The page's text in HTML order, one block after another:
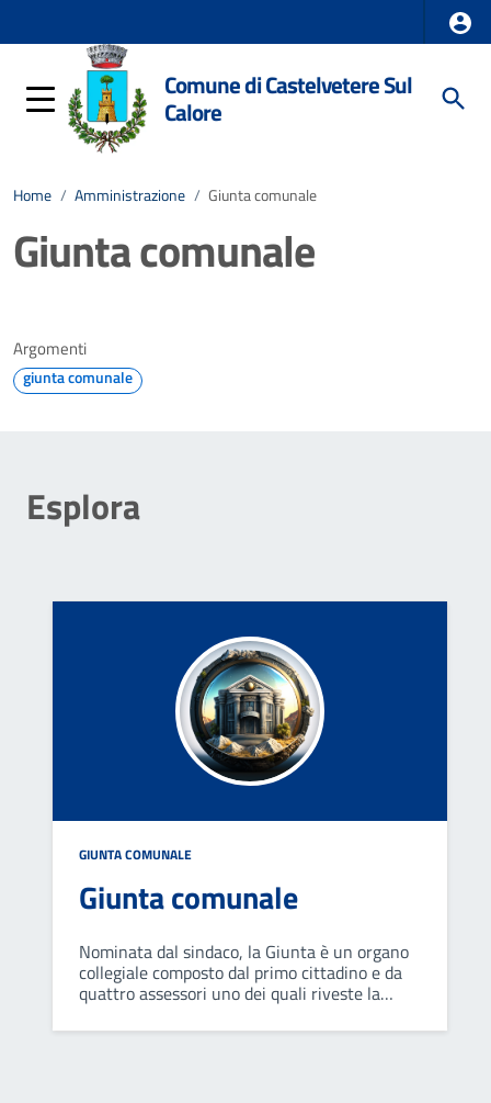
Comune di Castelvetere Sul
Calore
Home / Amministrazione / Giunta comunale
Giunta comunale
Argomenti
giunta comunale
Esplora
GIUNTA COMUNALE
Giunta comunale
Nominata dal sindaco, la Giunta è un organo
collegiale composto dal primo cittadino e da
quattro assessori uno dei quali riveste la
nel governo del comune ed opera attraverso